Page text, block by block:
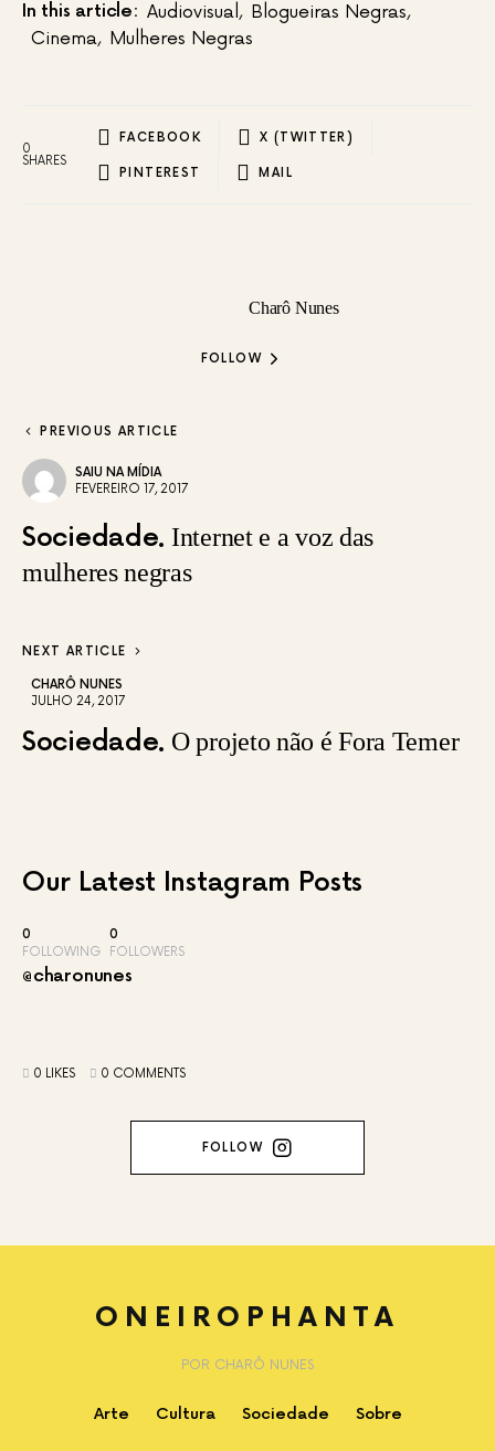
In this article: Audiovisual, Blogueiras Negras,
Cinema, Mulheres Negras
0
SHARES
FACEBOOK X (TWITTER)
PINTEREST MAIL
Charô Nunes
FOLLOW
PREVIOUS ARTICLE
SAIU NA MÍDIA
FEVEREIRO 17, 2017
Sociedade Internet e a voz das
mulheres negras
NEXT ARTICLE
CHARÔ NUNES
JULHO 24, 2017
Sociedade O projeto não é Fora Temer
Our Latest Instagram Posts
0
FOLLOWING
0
FOLLOWERS
@charonunes
0 LIKES 0 COMMENTS
FOLLOW
ONEIROPHANTA
POR CHARÔ NUNES
Arte Cultura Sociedade Sobre